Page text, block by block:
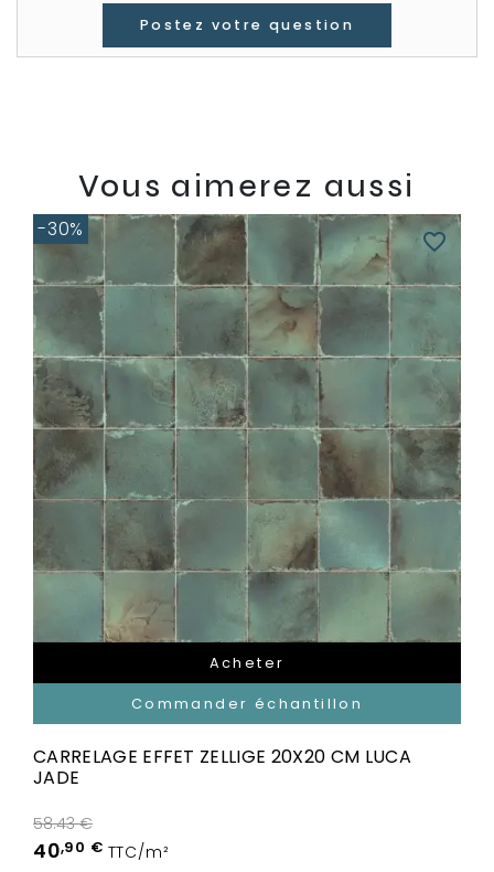
Postez votre question
Vous aimerez aussi
Acheter
Commander échantillon
favorite_border
CARRELAGE EFFET ZELLIGE 20X20 CM LUCA
JADE
58.43 €
40,90 € TTC/m²
-30%